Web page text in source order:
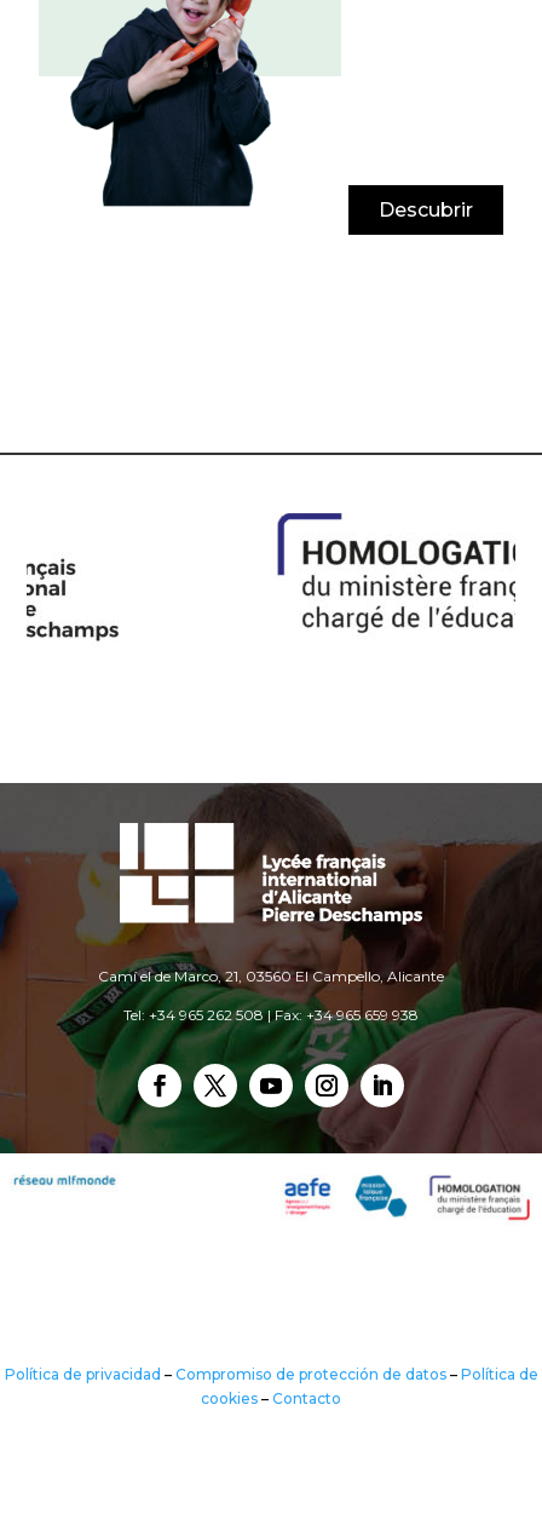
Descubrir
Camí el de Marco, 21, 03560 El Campello, Alicante
Tel: +34 965 262 508 | Fax: +34 965 659 938
Política de privacidad – Compromiso de protección de datos– Política de
cookies – Contacto